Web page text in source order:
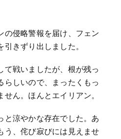
の侵略警報を届け、フェン
きずり出しました。
て戦いましたが、根が残っ
らしいので、まったくもっ
ん。ほんとエイリアン。
と涼やかな存在でした。あ
う、侘び寂びには見えませ